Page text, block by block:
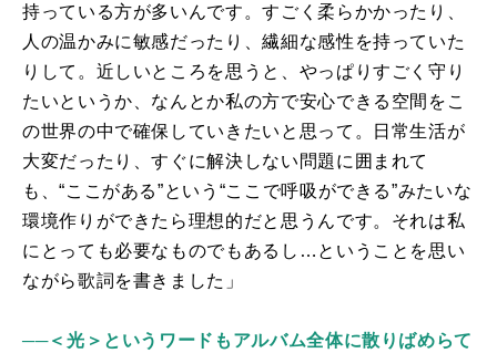
持っている方が多いんです。すごく柔らかかったり、
人の温かみに敏感だったり、繊細な感性を持っていた
りして。近しいところを思うと、やっぱりすごく守り
たいというか、なんとか私の方で安心できる空間をこ
の世界の中で確保していきたいと思って。日常生活が
大変だったり、すぐに解決しない問題に囲まれて
も、“ここがある”という“ここで呼吸ができる”みたいな
環境作りができたら理想的だと思うんです。それは私
にとっても必要なものでもあるし…ということを思い
ながら歌詞を書きました」
──＜光＞というワードもアルバム全体に散りばめらて